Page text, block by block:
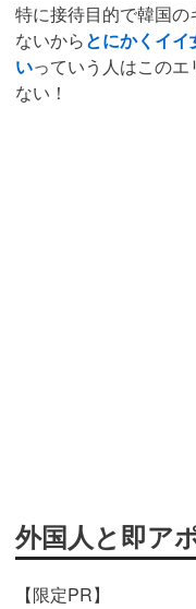
特に接待目的で韓国
ないからとにかくイ
いっていう人はこの
ない！
外国人と即ア
【限定PR】